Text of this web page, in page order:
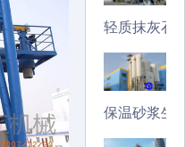
轻质抹灰石
保温砂浆生